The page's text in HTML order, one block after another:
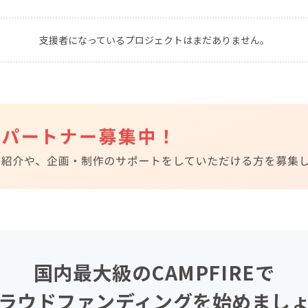
CAMPFIRE for Social Good
CAMPFIRE Creation
CAMPFIREふるさと納税
machi-ya コミュニティ
支援者になっているプロジェクトはまだありません。
国内最大級のCAMPFIREで
ウドファンディングを始めまし